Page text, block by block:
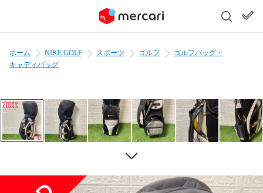
ホーム NIKE GOLF スポーツ ゴルフ
ゴルフバッグ・
キャディバッグ